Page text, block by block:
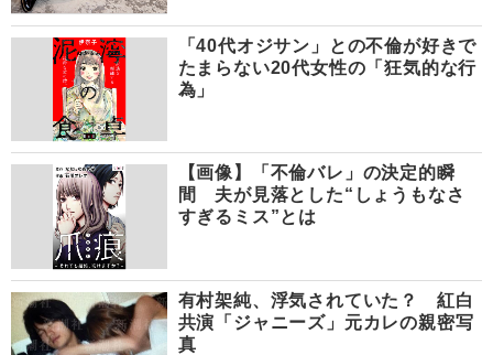
「40代オジサン」との不倫が好きで
たまらない20代女性の「狂気的な行
為」
【画像】「不倫バレ」の決定的瞬
間 夫が見落とした“しょうもなさ
すぎるミス”とは
有村架純、浮気されていた？ 紅白
共演「ジャニーズ」元カレの親密写
真